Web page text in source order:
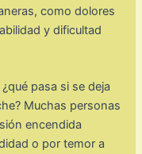
como dolores
y dificultad
pasa si se deja
Muchas personas
encendida
o por temor a